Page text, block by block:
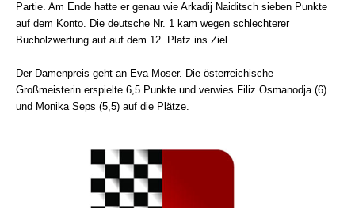
Partie. Am Ende hatte er genau wie Arkadij Naiditsch sieben Punkte
auf dem Konto. Die deutsche Nr. 1 kam wegen schlechterer
Bucholzwertung auf auf dem 12. Platz ins Ziel.
Der Damenpreis geht an Eva Moser. Die österreichische
Großmeisterin erspielte 6,5 Punkte und verwies Filiz Osmanodja (6)
und Monika Seps (5,5) auf die Plätze.